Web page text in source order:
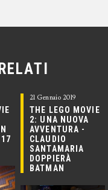
21 Gennaio 2019
THE LEGO MOVIE
2: UNA NUOVA
AVVENTURA -
CLAUDIO
SANTAMARIA
DOPPIERÀ
BATMAN